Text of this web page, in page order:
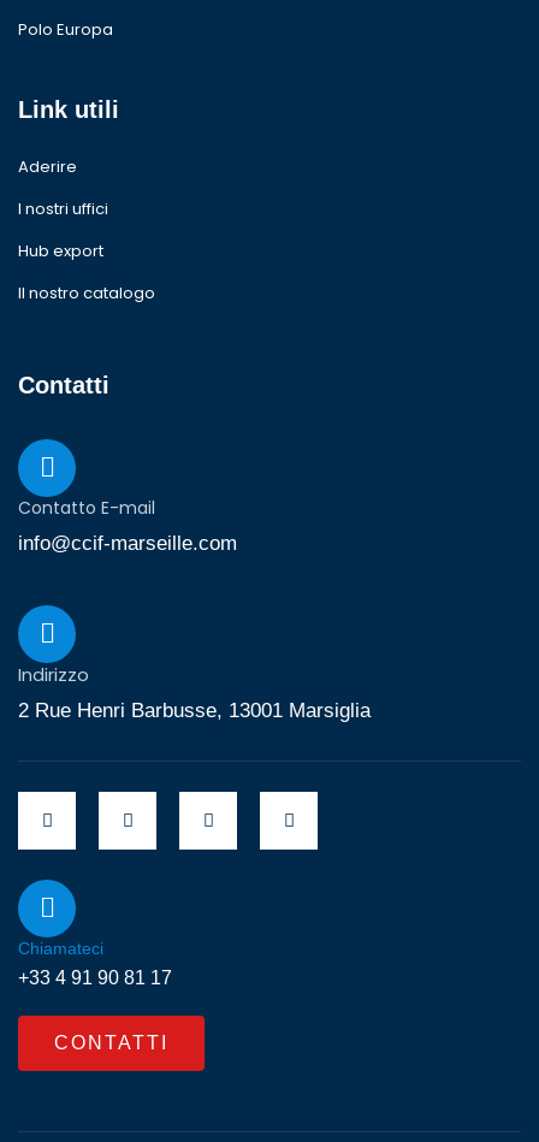
Polo Europa
Link utili
Aderire
I nostri uffici
Hub export
Il nostro catalogo
Contatti
Contatto E-mail
info@ccif-marseille.com
Indirizzo
2 Rue Henri Barbusse, 13001 Marsiglia
Chiamateci
+33 4 91 90 81 17
CONTATTI